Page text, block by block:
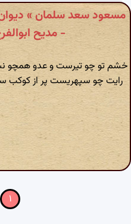
- مدیح
خشم تو چو تیرست و عدو همچو
رایت چو سپهریست پر از کوکب
۱